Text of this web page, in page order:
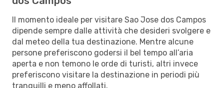
Il momento ideale per visitare Sao Jose dos Campos
dipende sempre dalle attività che desideri svolgere e
dal meteo della tua destinazione. Mentre alcune
persone preferiscono godersi il bel tempo all’aria
aperta e non temono le orde di turisti, altri invece
preferiscono visitare la destinazione in periodi più
tranquilli e meno affollati.